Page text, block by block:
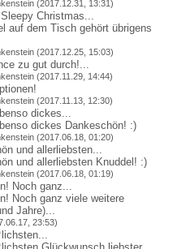
(2017.12.31, 13:31)
Christmas...
auf dem Tisch gehört übrigens
(2017.12.25, 15:03)
zu gut durch!...
(2017.11.29, 14:44)
(2017.11.13, 12:30)
dickes...
dickes Dankeschön! :)
(2017.06.18, 01:20)
und allerliebsten...
und allerliebsten Knuddel! :)
(2017.06.18, 01:19)
Noch ganz...
Noch ganz viele weitere
Jahre)...
23:53)